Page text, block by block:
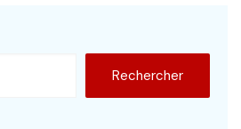
Rechercher